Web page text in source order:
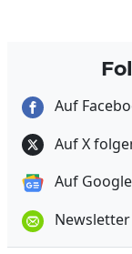
Auf
Auf X
Auf